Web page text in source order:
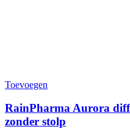
Toevoegen
RainPharma Aurora
zonder stolp